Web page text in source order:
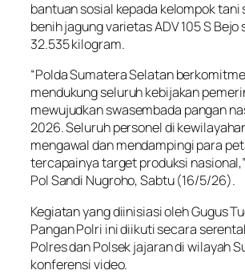
bantuan sosial kepada kelompok
benih jagung varietas ADV 105 S Bejo
32.535 kilogram.
“Polda Sumatera Selatan
mendukung seluruh kebijakan
mewujudkan swasembada pangan
2026. Seluruh personel di
mengawal dan mendampingi para
tercapainya target produksi
Pol Sandi Nugroho, Sabtu (16/5/26).
Kegiatan yang diinisiasi oleh Gugus
Pangan Polri ini diikuti secara
Polres dan Polsek jajaran di wilayah
konferensi video.